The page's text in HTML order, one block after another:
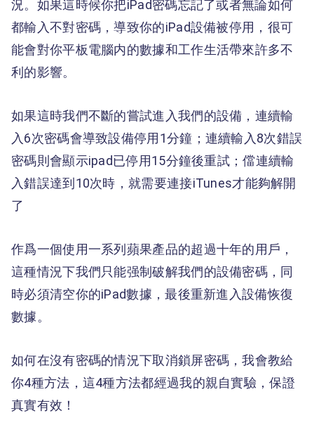
況。如果這時候你把iPad密碼忘記了或者無論如何
都輸入不對密碼，導致你的iPad設備被停用，很可
能會對你平板電腦内的數據和工作生活帶來許多不
利的影響。
如果這時我們不斷的嘗試進入我們的設備，連續輸
入6次密碼會導致設備停用1分鐘；連續輸入8次錯誤
密碼則會顯示ipad已停用15分鐘後重試；儅連續輸
入錯誤達到10次時，就需要連接iTunes才能夠解開
了
作爲一個使用一系列蘋果產品的超過十年的用戶，
這種情況下我們只能强制破解我們的設備密碼，同
時必須清空你的iPad數據，最後重新進入設備恢復
數據。
如何在沒有密碼的情況下取消鎖屏密碼，我會教給
你4種方法，這4種方法都經過我的親自實驗，保證
真實有效！